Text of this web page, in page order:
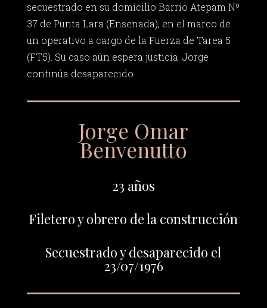
secuestrado en su domicilio Barrio Atepam Nº
37 de Punta Lara (Ensenada), en el marco de
un operativo a cargo de la Fuerza de Tarea 5
(FT5). Su caso aún espera justicia. Jorge
continúa desaparecido.
Jorge Omar
Benvenutto
23 años
Filetero y obrero de la construcción
Secuestrado y desaparecido el
23/07/1976